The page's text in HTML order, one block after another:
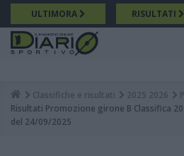
Salta
al
contenuto
principale
ULTIMORA RISULTATI
Breadcrumb
Classifiche e risultati 2025 2026
Risultati Promozione girone B Classifica
del 24/09/2025